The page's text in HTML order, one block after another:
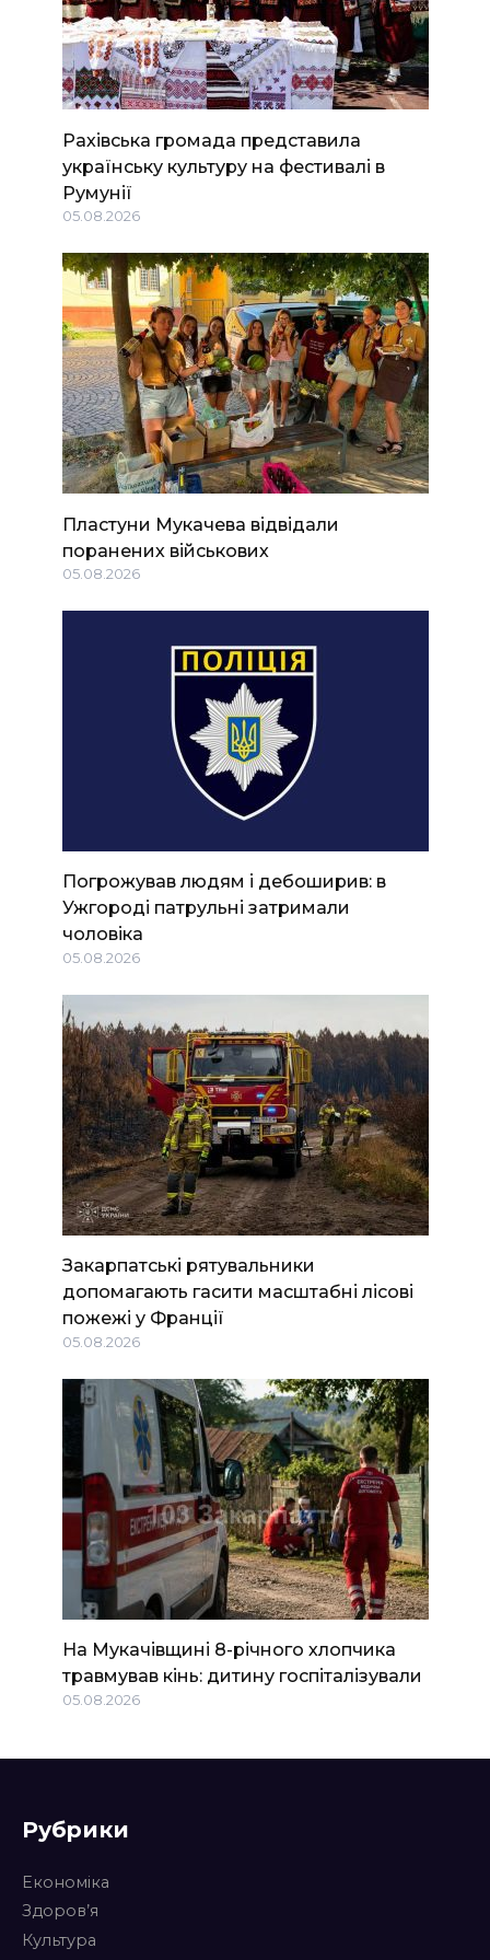
Рахівська громада представила
українську культуру на фестивалі в
Румунії
05.08.2026
Пластуни Мукачева відвідали
поранених військових
05.08.2026
Погрожував людям і дебоширив: в
Ужгороді патрульні затримали
чоловіка
05.08.2026
Закарпатські рятувальники
допомагають гасити масштабні лісові
пожежі у Франції
05.08.2026
На Мукачівщині 8-річного хлопчика
травмував кінь: дитину госпіталізували
05.08.2026
Рубрики
Економіка
Здоров’я
Культура